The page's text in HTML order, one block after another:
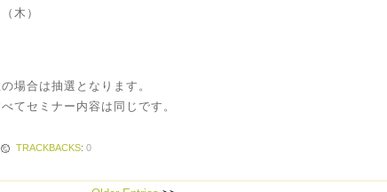
木）
場合は抽選となります。
てセミナー内容は同じです。
TRACKBACKS: 0